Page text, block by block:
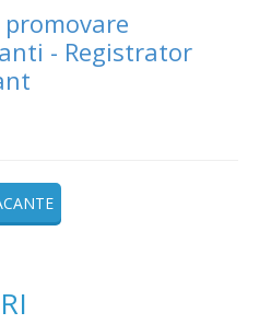
- Registrator